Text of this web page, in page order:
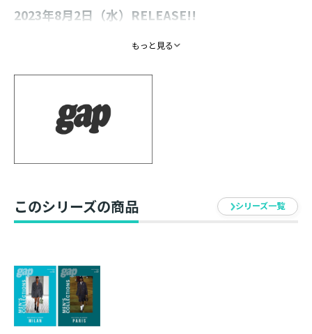
2023年8月2日（水）RELEASE!!
発行元 ： TOブックス
ーズンのトレンドが一望できる！
バイイングフォローや商品企画に欠かせないファ
欧米の主要各都市で開催されるメンズコレクショ
ンの全貌を余すところなく収録。メンズシーンの
動向をいち早くキャッチし、豊富な情報量と臨場
感溢れるワイドなビジュアルで全世界に発信しま
もっと見る
このシリーズの商品 シリーズ一覧